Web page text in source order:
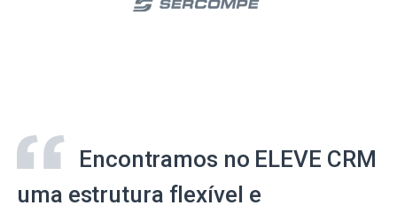
Encontramos no ELEVE CRM
uma estrutura flexível e